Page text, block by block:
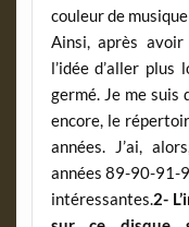
couleur de
Ainsi, après avoir
l’idée d’aller plus
germé. Je me suis
encore, le
années. J’ai,
années 89-90-91-
intéressantes.2-